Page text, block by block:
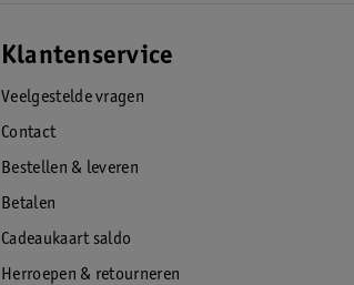
Klantenservice
Veelgestelde vragen
Contact
Bestellen & leveren
Betalen
Cadeaukaart saldo
Herroepen & retourneren